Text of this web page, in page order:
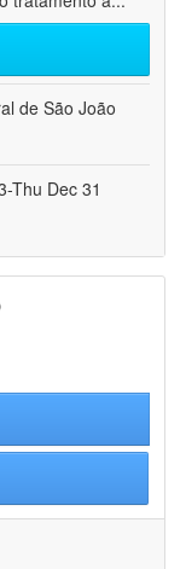
de São João
Thu Dec 31